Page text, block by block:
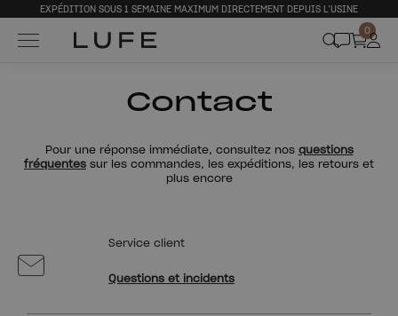
EXPÉDITION SOUS 1 SEMAINE MAXIMUM DIRECTEMENT DEPUIS L’USINE
0
Contact
Pour une réponse immédiate, consultez nos questions
fréquentes sur les commandes, les expéditions, les retours et
plus encore
Service client
Questions et incidents